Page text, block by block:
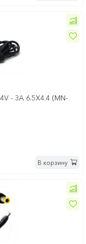
- 3A 6.5Х4.4 (MN-
В корзину